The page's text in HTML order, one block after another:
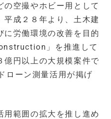
空撮やホビー用として
平成２８年より、土木建
に労働環境の改善を目的
」を推進して
億円以上の大規模案件で
ローン測量活用が掲げ
用範囲の拡大を推し進め